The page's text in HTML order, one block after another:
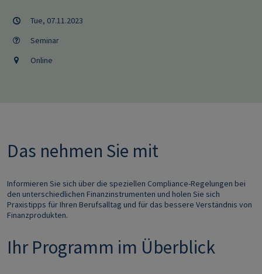
Tue, 07.11.2023
Seminar
Online
Das nehmen Sie mit
Informieren Sie sich über die speziellen Compliance-Regelungen bei
den unterschiedlichen Finanzinstrumenten und holen Sie sich
Praxistipps für Ihren Berufsalltag und für das bessere Verständnis von
Finanzprodukten.
Ihr Programm im Überblick